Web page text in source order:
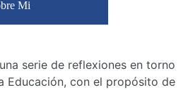
Mi
serie de reflexiones en torno
Educación, con el propósito de